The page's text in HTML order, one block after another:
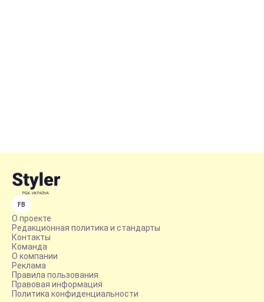
FB
О проекте
Редакционная политика и стандарты
Контакты
Команда
О компании
Реклама
Правила пользования
Правовая информация
Политика конфиденциальности